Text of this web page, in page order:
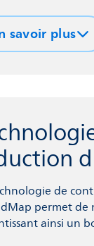
le son de la
vers les
depuis votre
savoir plus
de
permet de
ainsi un